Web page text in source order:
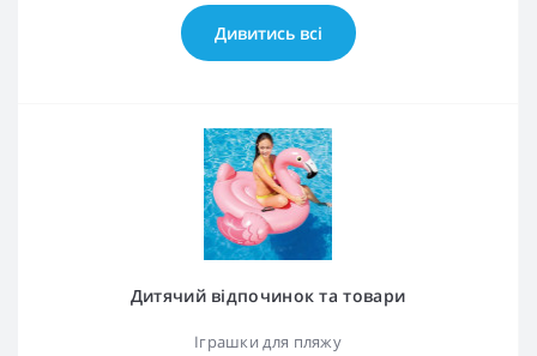
Дивитись всі
Дитячий відпочинок та товари
Іграшки для пляжу